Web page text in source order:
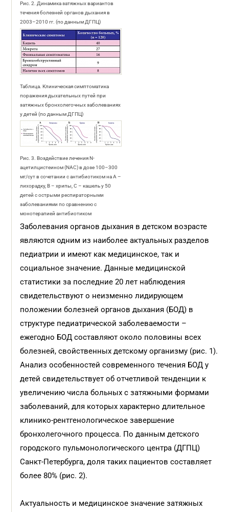
Рис. 2. Динамика затяжных вариантов
течения болезней органов дыхания в
2003–2010 гг. (по данным ДГПЦ)
Таблица. Клиническая симптоматика
поражения дыхательных путей при
затяжных бронхолегочных заболеваниях
у детей (по данным ДГПЦ)
Рис. 3. Воздействие лечения N-
ацетилцистеином (NAC) в дозе 100–300
мг/сут в сочетании с антибиотиком на А –
лихорадку, B – хрипы, C – кашель у 50
детей с острыми респираторными
заболеваниями по сравнению с
монотерапией антибиотиком
Заболевания органов дыхания в детском возрасте
являются одним из наиболее актуальных разделов
педиатрии и имеют как медицинское, так и
социальное значение. Данные медицинской
статистики за последние 20 лет наблюдения
свидетельствуют о неизменно лидирующем
положении болезней органов дыхания (БОД) в
структуре педиатрической заболеваемости –
ежегодно БОД составляют около половины всех
болезней, свойственных детскому организму (рис. 1).
Анализ особенностей современного течения БОД у
детей свидетельствует об отчетливой тенденции к
увеличению числа больных с затяжными формами
заболеваний, для которых характерно длительное
клинико-рентгенологическое завершение
бронхолегочного процесса. По данным детского
городского пульмонологического центра (ДГПЦ)
Санкт-Петербурга, доля таких пациентов составляет
более 80% (рис. 2).
Актуальность и медицинское значение затяжных